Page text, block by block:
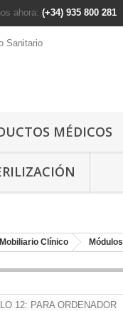
ahora: (+34) 935 800 281
MÉDICOS
Mobiliario Clínico Módulos